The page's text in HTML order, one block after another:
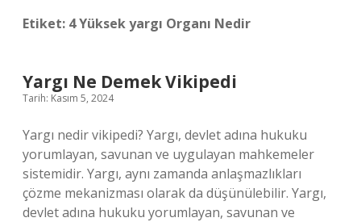
Etiket: 4 Yüksek yargı Organı Nedir
Yargı Ne Demek Vikipedi
Tarih: Kasım 5, 2024
Yargı nedir vikipedi? Yargı, devlet adına hukuku
yorumlayan, savunan ve uygulayan mahkemeler
sistemidir. Yargı, aynı zamanda anlaşmazlıkları
çözme mekanizması olarak da düşünülebilir. Yargı,
devlet adına hukuku yorumlayan, savunan ve